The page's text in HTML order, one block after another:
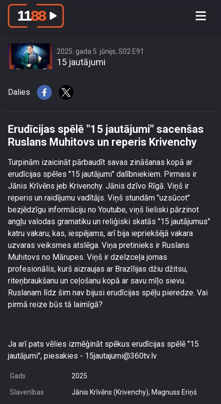
Erudīcijas spēlē \"15 jautājumi\"
2025. gada 5. jūnijs, S02 E91
15 jautājumi
Dalies
Erudīcijas spēlē "15 jautājumi" sacenšas
Ruslans Muhitovs un reperis Krivenchy
Turpinām izaicināt pārbaudīt savas zināšanas kopā ar
erudīcijas spēles "15 jautājumi" dalībniekiem. Pirmais ir
Jānis Krīvēns jeb Krivenchy. Jānis dzīvo Rīgā. Viņš ir
reperis un raidījumu vadītājs. Viņš stundām "uzsūcot"
bezjēdzīgu informāciju no Youtube, viņš lieliski pārzinot
angļu valodas gramatiku un reliģiski skatās "15 jautājumus"
katru vakaru, kas, iespējams, arī bija iepriekšējā vakara
uzvaras veiksmes atslēga. Viņa pretinieks ir Ruslans
Muhitovs no Mārupes. Viņš ir dzelzceļa jomas
profesionālis, kurš aizraujas ar Brazīlijas džiu džitsu,
riteņbraukšanu un ceļošanu kopā ar savu mīļo sievu.
Ruslanam līdz šim nav bijusi erudīcijas spēļu pieredze. Vai
pirmā reize būs tā laimīgā?
Ja arī pats vēlies izmēģināt spēkus erudīcijas spēlē "15
jautājumi", piesakies - 15jautajumi@360tv.lv
Gads 2025
Slavenības Jānis Krīvēns (Krivenchy), Magnuss Eriņš